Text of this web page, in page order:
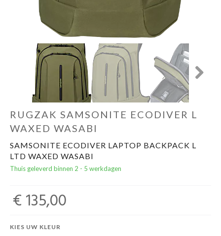
Outlet
De Printshop
Cadeaubon
Acties en events
RUGZAK SAMSONITE ECODIVER L
WAXED WASABI
SAMSONITE ECODIVER LAPTOP BACKPACK L
LTD WAXED WASABI
Thuis geleverd binnen 2 - 5 werkdagen
€ 135,00
KIES UW KLEUR